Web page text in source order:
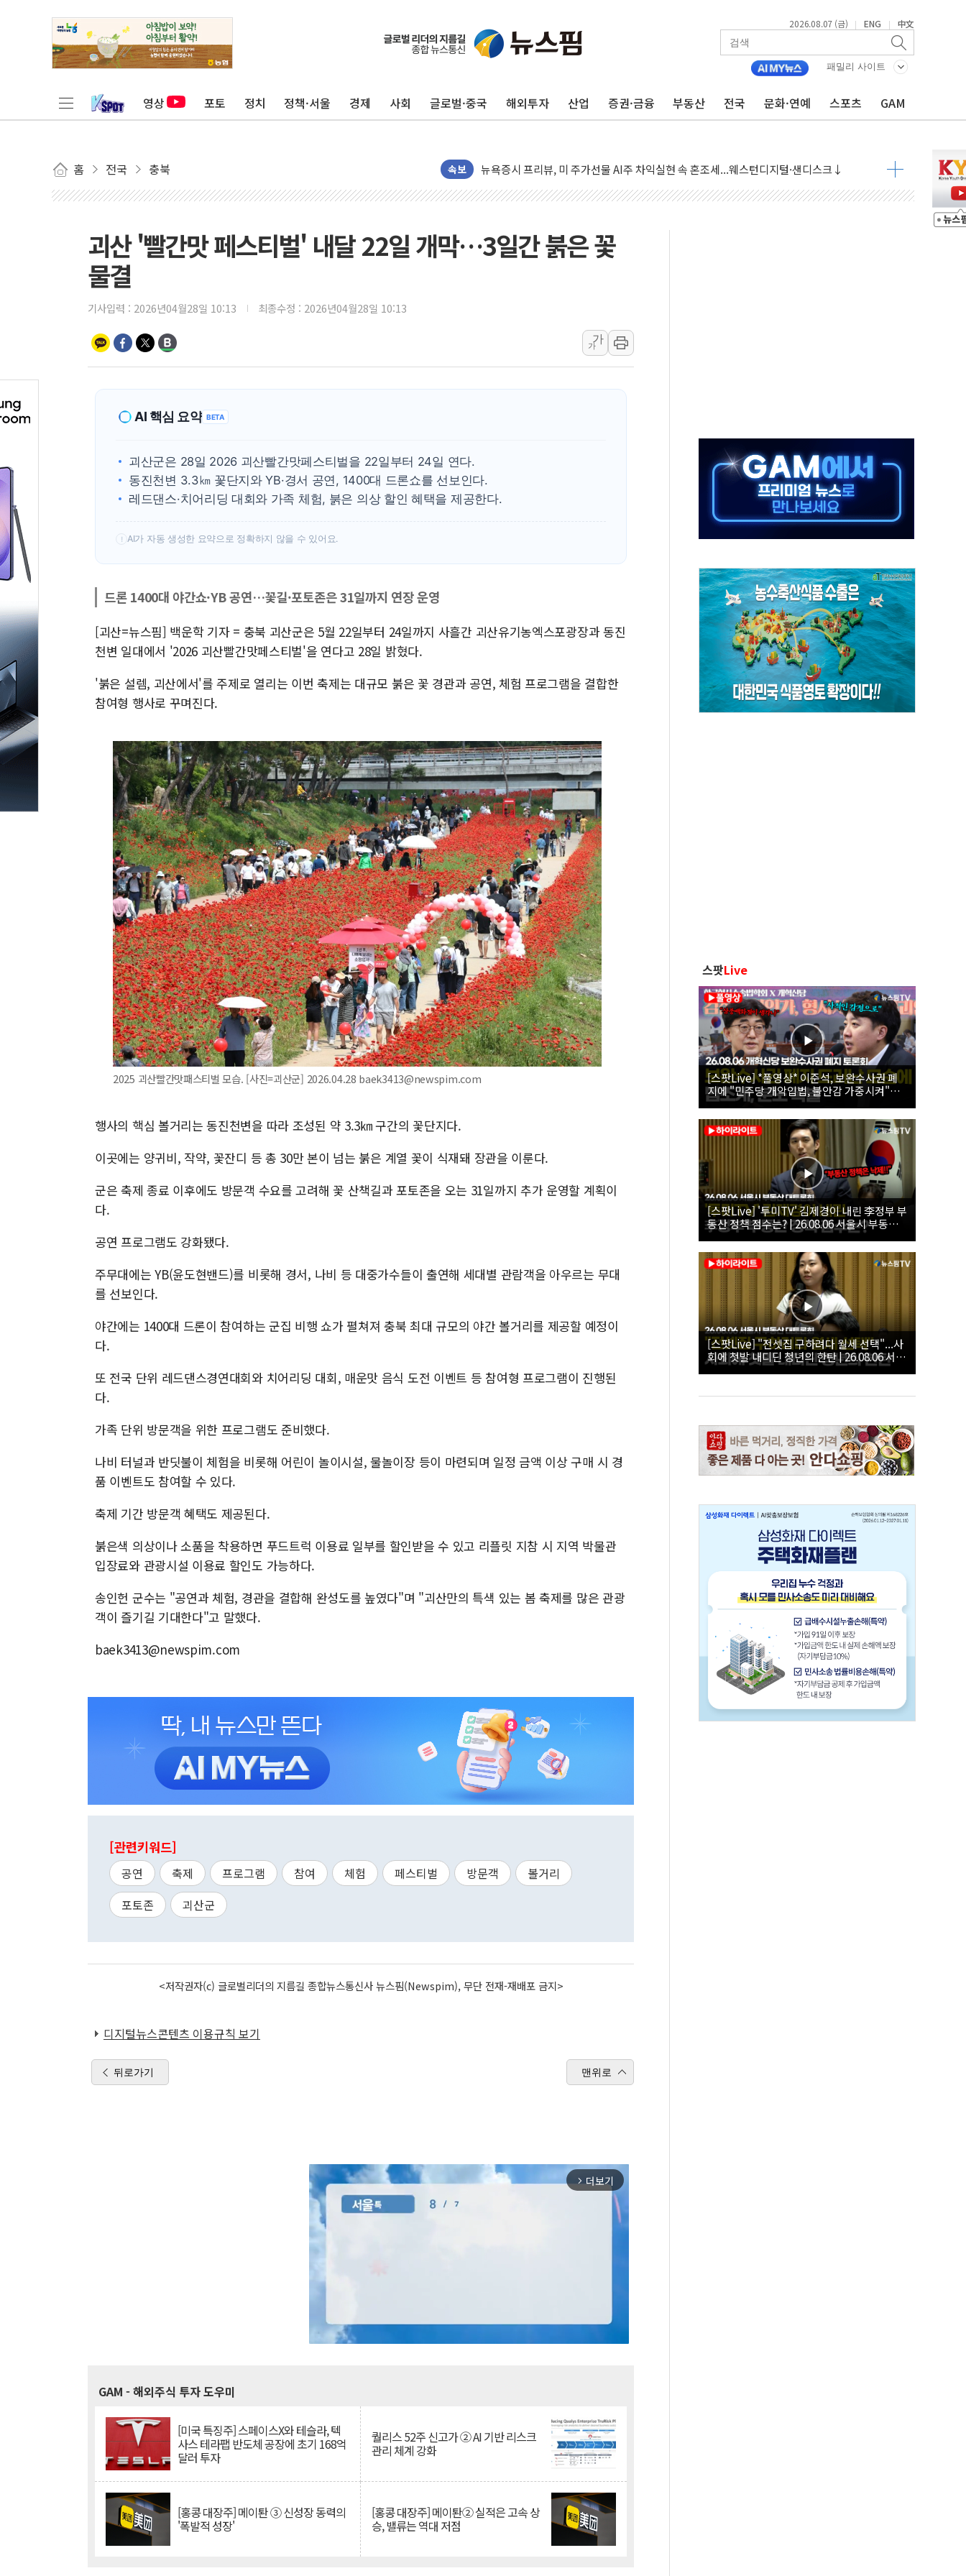
2026.08.07 (금) | ENG | 中文
패밀리 사이트
영상 포토 정치 정책·서울 경제 사회 글로벌·중국 해외투자 산업 증권·금융 부동산 전국 문화·연예 스포츠 GAM
홈 전국 충북 속보
유럽증시, 견조한 실적 소화하며 대부분 상승… "2분기 기업 순이익 21% 증가" 전망
리투아니아 국방 "러, 우크라 드론으로 나토 회원국 공격 검토… 거짓 깃발 작전"
뉴욕증시 개장 전 특징주...모더나·아이온큐·도어대시↑ VS 샌디스크·피그마·앱러빈↓
김정관 장관 "영업이익 N% 성과급 반대…상법·자본시장법 개정 논의"
청와대, 북한 단거리 탄도미사일 발사에 긴급 안보 점검회의
금값 7주 만에 최고…美 고용 둔화·호르무즈 재개방 기대에 강세
러, 1인칭시점 드론으로 우크라 민간인 '사파리' 공격… 시민들 공포감 극대화 전략
[베트남 증시] 지수 하락 속 'DGC' 임시 주총 기대감에 홀로 상한가…마진 잔액은 사상 최고
해군 1함대 창설 80주년…지역과 함께하는 '선봉'의 대민 봉사
[3보] 북, 원산서 동해로 단거리 탄도미사일 1발 발사… 올해 10번째·42일 만 도발
구미 폐염산처리업체서 불 2시간30여분만에 진화...외국인 노동자 숨져
괴산 '빨간맛 페스티벌' 내달 22일 개막…3일간 붉은 꽃
물결
기사입력 : 2026년04월28일 10:13 최종수정 : 2026년04월28일 10:13
가
가
AI 핵심 요약 BETA
괴산군은 28일 2026 괴산빨간맛페스티벌을 22일부터 24일 연다.
동진천변 3.3㎞ 꽃단지와 YB·경서 공연, 1400대 드론쇼를 선보인다.
레드댄스·치어리딩 대회와 가족 체험, 붉은 의상 할인 혜택을 제공한다.
! AI가 자동 생성한 요약으로 정확하지 않을 수 있어요.
드론 1400대 야간쇼·YB 공연…꽃길·포토존은 31일까지 연장 운영
[괴산=뉴스핌] 백운학 기자 = 충북 괴산군은 5월 22일부터 24일까지 사흘간 괴산유기농엑스포광장과 동진
천변 일대에서 '2026 괴산빨간맛페스티벌'을 연다고 28일 밝혔다.
'붉은 설렘, 괴산에서'를 주제로 열리는 이번 축제는 대규모 붉은 꽃 경관과 공연, 체험 프로그램을 결합한
참여형 행사로 꾸며진다.
2025 괴산빨간맛패스티벌 모습. [사진=괴산군] 2026.04.28 baek3413@newspim.com
행사의 핵심 볼거리는 동진천변을 따라 조성된 약 3.3㎞ 구간의 꽃단지다.
이곳에는 양귀비, 작약, 꽃잔디 등 총 30만 본이 넘는 붉은 계열 꽃이 식재돼 장관을 이룬다.
군은 축제 종료 이후에도 방문객 수요를 고려해 꽃 산책길과 포토존을 오는 31일까지 추가 운영할 계획이
다.
공연 프로그램도 강화됐다.
주무대에는 YB(윤도현밴드)를 비롯해 경서, 나비 등 대중가수들이 출연해 세대별 관람객을 아우르는 무대
를 선보인다.
야간에는 1400대 드론이 참여하는 군집 비행 쇼가 펼쳐져 충북 최대 규모의 야간 볼거리를 제공할 예정이
다.
또 전국 단위 레드댄스경연대회와 치어리딩 대회, 매운맛 음식 도전 이벤트 등 참여형 프로그램이 진행된
다.
가족 단위 방문객을 위한 프로그램도 준비했다.
나비 터널과 반딧불이 체험을 비롯해 어린이 놀이시설, 물놀이장 등이 마련되며 일정 금액 이상 구매 시 경
품 이벤트도 참여할 수 있다.
축제 기간 방문객 혜택도 제공된다.
붉은색 의상이나 소품을 착용하면 푸드트럭 이용료 일부를 할인받을 수 있고 리플릿 지참 시 지역 박물관
입장료와 관광시설 이용료 할인도 가능하다.
송인헌 군수는 "공연과 체험, 경관을 결합해 완성도를 높였다"며 "괴산만의 특색 있는 봄 축제를 많은 관광
객이 즐기길 기대한다"고 말했다.
baek3413@newspim.com
[관련키워드]
공연 축제 프로그램 참여 체험 페스티벌 방문객
볼거리
포토존
괴산군
<저작권자(c) 글로벌리더의 지름길 종합뉴스통신사 뉴스핌(Newspim), 무단 전재-재배포 금지>
디지털뉴스콘텐츠 이용규칙 보기
뒤로가기 맨위로
arrow_forward_ios 더보기
GAM - 해외주식 투자 도우미
[미국 특징주] 스페이스X와 테슬라, 텍
사스 테라팹 반도체 공장에 초기 168억
달러 투자
퀄리스 52주 신고가 ② AI 기반 리스크
관리 체계 강화
[홍콩 대장주] 메이퇀 ③ 신성장 동력의
'폭발적 성장'
[홍콩 대장주] 메이퇀② 실적은 고속 상
승, 밸류는 역대 저점
스팟Live
[스팟Live] *풀영상* 이준석, 보완수사권 폐
지에 "민주당 개악입법, 불안감 가중시켜"｜
26.08.06 개혁신당 보완수사권 폐지 토론회
[스팟Live] '투미TV' 김제경이 내린 李정부 부
동산 정책 점수는? | 26.08.06 서울시 부동산
대토론회
[스팟Live] "전셋집 구하려다 월세 선택"...사
회에 첫발 내디딘 청년의 한탄 | 26.08.06 서울
시 부동산 대토론회